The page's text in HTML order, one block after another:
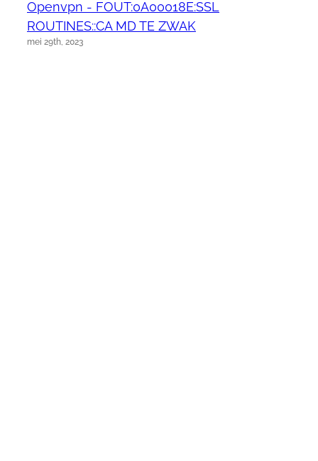
Openvpn - FOUT:0A00018E:SSL
ROUTINES::CA MD TE ZWAK
mei 29th, 2023